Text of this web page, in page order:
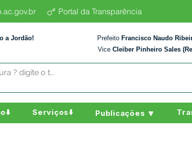
Portal da Transparência
a Jordão! Prefeito Francisco Naudo
Vice Cleiber Pinheiro Sales
Serviços⬇️ Publicações 🔽